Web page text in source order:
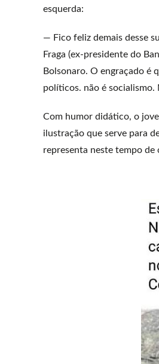
esquerda:
— Fico feliz demais desse
Fraga (ex-presidente do
Bolsonaro. O engraçado é
políticos. não é socialismo.
Com humor didático, o
ilustração que serve para
representa neste tempo de